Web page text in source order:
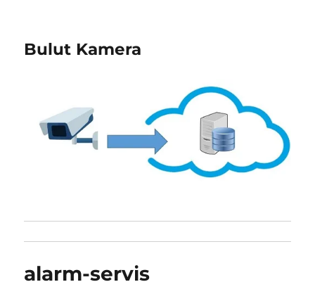
Bulut Kamera
alarm-servis